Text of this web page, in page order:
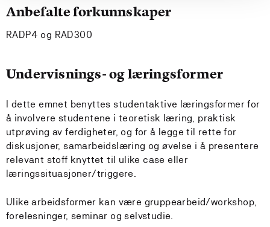
Anbefalte forkunnskaper
RADP4 og RAD300
Undervisnings- og læringsformer
I dette emnet benyttes studentaktive læringsformer for
å involvere studentene i teoretisk læring, praktisk
utprøving av ferdigheter, og for å legge til rette for
diskusjoner, samarbeidslæring og øvelse i å presentere
relevant stoff knyttet til ulike case eller
læringssituasjoner/triggere.
Ulike arbeidsformer kan være gruppearbeid/workshop,
forelesninger, seminar og selvstudie.